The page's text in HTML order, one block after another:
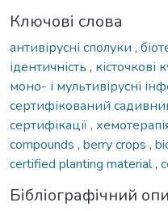
Ключові слова
антивірусні сполуки ,
ідентичність , кісточкові
моно- і мультивірусні
сертифікований
сертифікації,
compounds , berry crops ,
certified planting material,
Бібліографічний